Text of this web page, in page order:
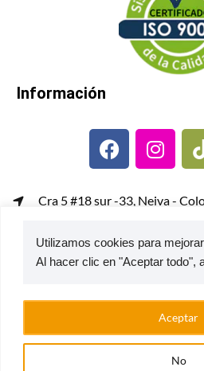
Utilizamos cookies para
No
Aceptar
Información
Cra 5 #18 sur -33, Neiva -
Atención al usuario | PQRS
© 2026 — Estufas